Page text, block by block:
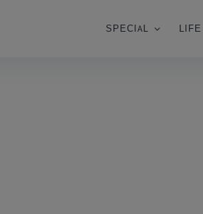
SPECIAL LIFE